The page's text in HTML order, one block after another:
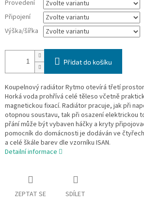
Provedení
Připojení
Výška/šířka
Přidat do košíku
Koupelnový radiátor Rytmo otevírá třetí
Horká voda prohřívá celé těleso včetně
magnetickou fixací. Radiátor pracuje, jak při
otopnou soustavu, tak při osazení elektrickou
přání může být vybaven háčky a kryty
pomocník do domácnosti je dodáván ve
a celé škále barev dle vzorníku ISAN.
Detailní informace
ZEPTAT SE SDÍLET